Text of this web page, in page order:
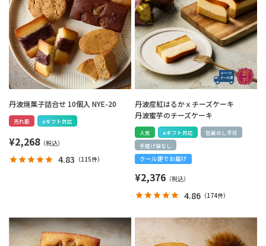
丹波焼菓子詰合せ 10個入 NYE-20
売れ筋 eギフト対応
¥2,268
4.83 （115件）
丹波産紅はるかｘチーズケーキ
丹波蜜芋のチーズケーキ
人気 eギフト対応
包装のし不可
手提げ袋なし
クール便でお届け
¥2,376
4.86 （174件）